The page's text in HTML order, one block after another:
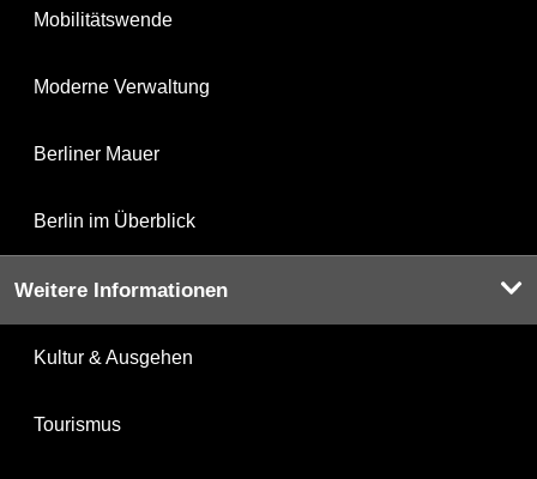
Mobilitätswende
Moderne Verwaltung
Berliner Mauer
Berlin im Überblick
Weitere Informationen
Kultur & Ausgehen
Tourismus